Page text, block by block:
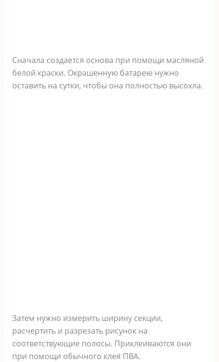
Сначала создается основа при помощи масляной
белой краски. Окрашенную батарею нужно
оставить на сутки, чтобы она полностью высохла.
Затем нужно измерить ширину секции,
расчертить и разрезать рисунок на
соответствующие полосы. Приклеиваются они
при помощи обычного клея ПВА.